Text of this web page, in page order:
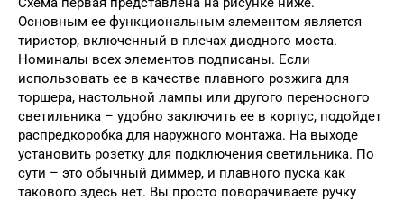
Основным ее функциональным элементом является
тиристор, включенный в плечах диодного моста.
Номиналы всех элементов подписаны. Если
использовать ее в качестве плавного розжига для
торшера, настольной лампы или другого переносного
светильника – удобно заключить ее в корпус, подойдет
распредкоробка для наружного монтажа. На выходе
установить розетку для подключения светильника. По
сути – это обычный диммер, и плавного пуска как
такового здесь нет. Вы просто поворачиваете ручку